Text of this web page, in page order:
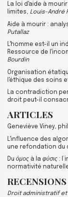
La loi d'aide à
limites, Louis-André
Aide à mourir :
Putallaz
L'homme est-il un
Ressource de
Bourdin
Organisation
l'éthique des soins
La contradiction
droit peut-il
ARTICLES
Geneviève Viney,
L'influence des
une refondation du
Du όμος à la φύσις :
normativité
RECENSIONS
Droit administratif